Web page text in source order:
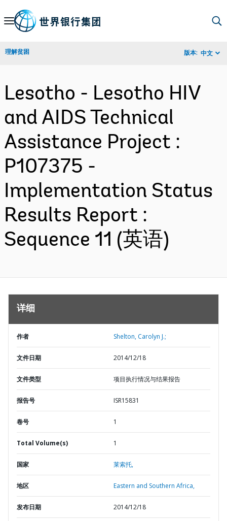
Skip
Navigation
理解贫困 版本: 中文
Lesotho - Lesotho HIV
and AIDS Technical
Assistance Project :
P107375 -
Implementation Status
Results Report :
Sequence 11 (英语)
详细
作者 Shelton, Carolyn J.;
文件日期 2014/12/18
文件类型 项目执行情况与结果报告
报告号 ISR15831
卷号 1
Total Volume(s) 1
国家 莱索托,
地区 Eastern and Southern Africa,
发布日期 2014/12/18